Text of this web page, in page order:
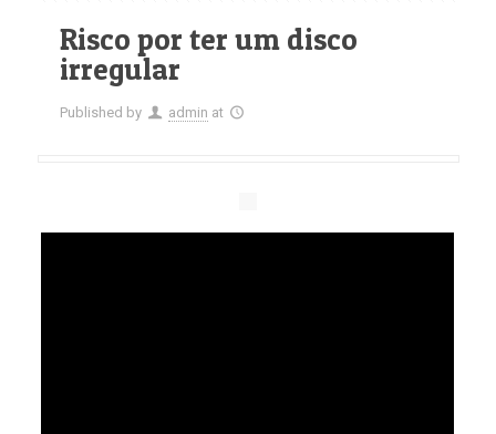
Risco por ter um disco
irregular
Published by admin at